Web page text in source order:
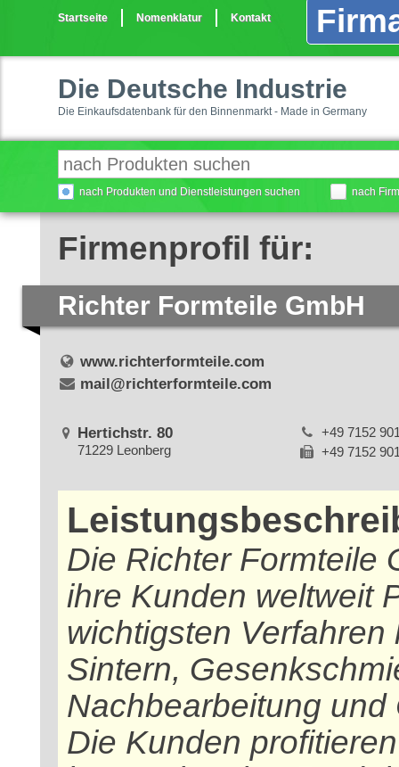
Startseite Nomenklatur Kontakt
Die Deutsche Industrie
Die Einkaufsdatenbank für den Binnenmarkt - Made in Germany
nach Produkten und Dienstleistungen suchen nach
Firmenprofil für:
Richter Formteile GmbH
www.richterformteile.com
mail@richterformteile.com
Hertichstr. 80
71229 Leonberg
+49 7152
+49 7152
Die Richter Formteile
ihre Kunden weltweit
wichtigsten
Sintern,
Nachbearbeitung
Die Kunden